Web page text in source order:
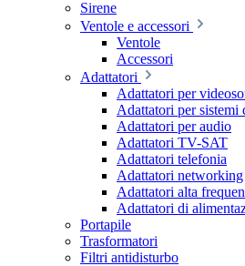
Sirene
Ventole e accessori
Ventole
Accessori
Adattatori
Adattatori per
Adattatori per sistemi
Adattatori per audio
Adattatori TV-SAT
Adattatori telefonia
Adattatori networking
Adattatori alta
Adattatori di
Portapile
Trasformatori
Filtri antidisturbo